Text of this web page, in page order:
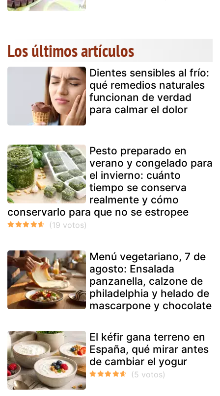
Los últimos artículos
Dientes sensibles al frío:
qué remedios naturales
funcionan de verdad
para calmar el dolor
Pesto preparado en
verano y congelado para
el invierno: cuánto
tiempo se conserva
realmente y cómo
conservarlo para que no se estropee
Menú vegetariano, 7 de
agosto: Ensalada
panzanella, calzone de
philadelphia y helado de
mascarpone y chocolate
El kéfir gana terreno en
España, qué mirar antes
de cambiar el yogur